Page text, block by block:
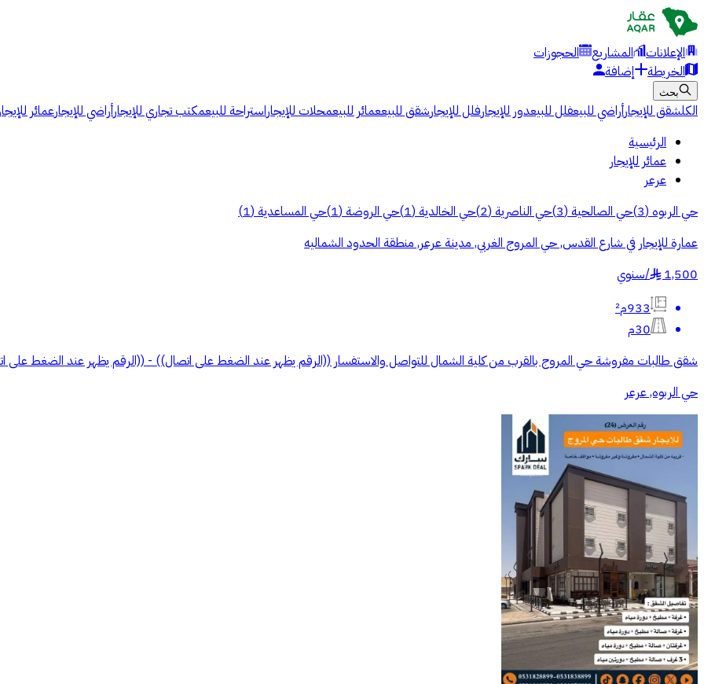
الإعلانات المشاريع
الحجوزات
الخريطة
إضافة
بحث
الكلشقق للإيجارأراضي للبيعفلل للبيعدور للإيجارفلل للإيجارشقق للبيععمائر للبيعمحلات للإيجاراستراحة للبيعمكتب تجاري للإيجارأراضي للإيجارعمائر للإيجار
الرئيسية
عمائر للإيجار
عرعر
حي الربوه(
3
)حي الصالحية(
3
)حي الناصرية(
2
)حي الخالدية(
1
)حي الروضة(
1
)حي المساعدية(
1
)
عمارة للإيجار في شارع القدس, حي المروج الغربي, مدينة عرعر, منطقة الحدود الشماليه
1,500
§
/سنوي
933م²
30م
شقق طالبات مفروشة حي المروج بالقرب من كلية الشمال للتواصل والاستفسار ((الرقم يظهر عند الضغط على اتصال)) - ((الرقم يظهر عند الضغط على
حي الربوه, عرعر